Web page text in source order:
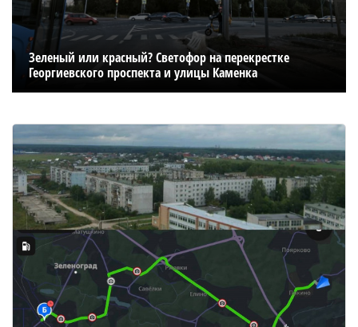
Зеленый или красный? Светофор на перекрестке
Георгиевского проспекта и улицы Каменка